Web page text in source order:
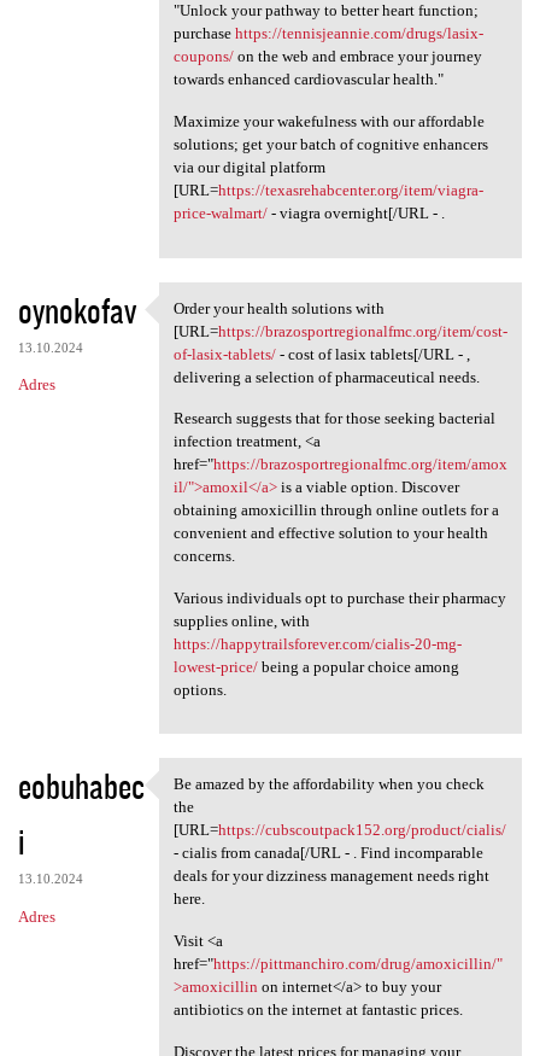
"Unlock your pathway to better heart function;
purchase https://tennisjeannie.com/drugs/lasix-
coupons/on the web and embrace your journey
towards enhanced cardiovascular health."
Maximize your wakefulness with our affordable
solutions; get your batch of cognitive enhancers
via our digital platform
[URL=https://texasrehabcenter.org/item/viagra-
price-walmart/- viagra overnight[/URL - .
oynokofav
13.10.2024
Adres
Order your health solutions
Order your health solutions with
[URL=https://brazosportregionalfmc.org/item/cost-
of-lasix-tablets/- cost of lasix tablets[/URL - ,
delivering a selection of pharmaceutical needs.
Research suggests that for those seeking bacterial
infection treatment, <a
href="https://brazosportregionalfmc.org/item/amox
il/">amoxil</a>is a viable option. Discover
obtaining amoxicillin through online outlets for a
convenient and effective solution to your health
concerns.
Various individuals opt to purchase their pharmacy
supplies online, with
https://happytrailsforever.com/cialis-20-mg-
lowest-price/being a popular choice among
options.
eobuhabec
i
13.10.2024
Adres
Be amazed by the
Be amazed by the affordability when you check
the
[URL=https://cubscoutpack152.org/product/cialis/
- cialis from canada[/URL - . Find incomparable
deals for your dizziness management needs right
here.
Visit <a
href="https://pittmanchiro.com/drug/amoxicillin/"
>amoxicillin on internet</a> to buy your
antibiotics on the internet at fantastic prices.
Discover the latest prices for managing your